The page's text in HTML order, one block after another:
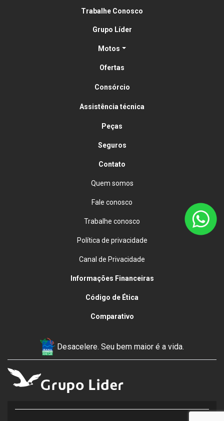
Trabalhe Conosco
Grupo Líder
Motos
Ofertas
Consórcio
Assistência técnica
Peças
Seguros
Contato
Quem somos
Fale conosco
Trabalhe conosco
Política de privacidade
Canal de Privacidade
Informações Financeiras
Código de Ética
Comparativo
Desacelere. Seu bem maior é a vida.